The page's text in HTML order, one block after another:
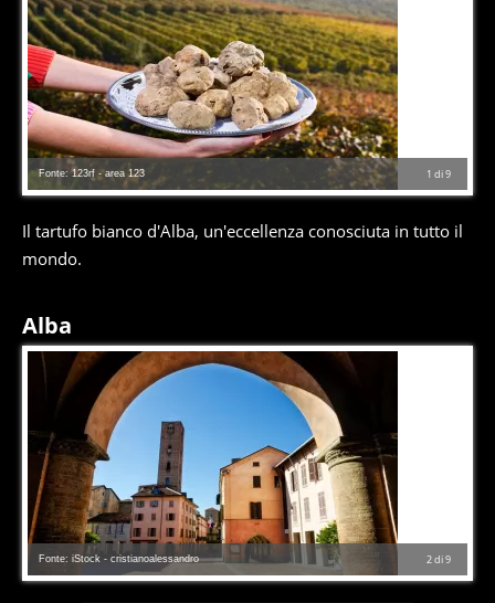
1 di9
Fonte: 123rf - area 123
Il tartufo bianco d'Alba, un'eccellenza conosciuta in tutto il
mondo.
Alba
2di9
Fonte: iStock - cristianoalessandro